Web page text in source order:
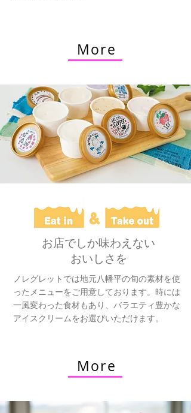
More
お店でしか味わえない
おいしさを
ノレグレットでは地元八幡平の旬の素材を使
ったメニューをご用意しております。時には
一風変わった食材もあり、バラエティ豊かな
アイスクリームをお選びいただけます。
More